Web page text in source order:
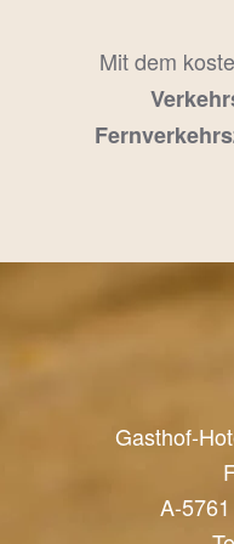
Mit dem
Gasthof-
A-